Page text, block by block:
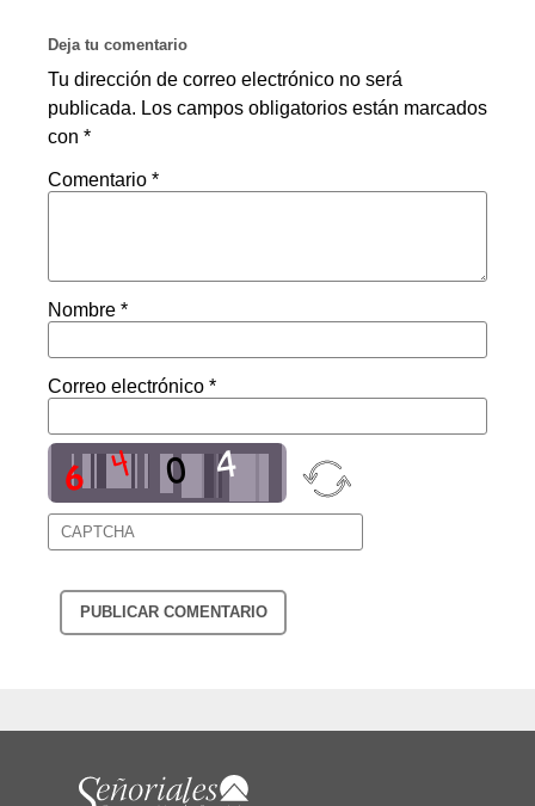
Deja tu comentario
Tu dirección de correo electrónico no será
publicada. Los campos obligatorios están marcados
con *
Comentario *
Nombre *
Correo electrónico *
PUBLICAR COMENTARIO